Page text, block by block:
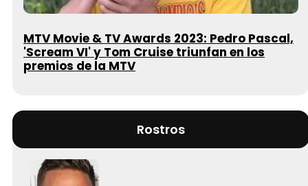
MTV Movie & TV Awards 2023: Pedro Pascal,
'Scream VI' y Tom Cruise triunfan en los
premios de la MTV
Rostros